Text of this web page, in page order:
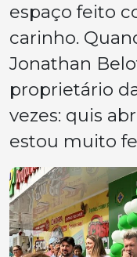
espaço feito
carinho.
Jonathan
proprietário
vezes: quis
estou muito